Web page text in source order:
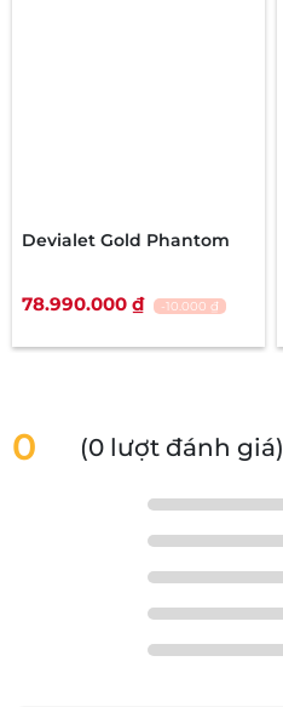
Devialet Gold Phantom
78.990.000 ₫ -10.000 ₫
0 (0 lượt đánh giá)